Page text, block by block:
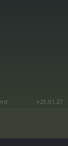
v25.01.27